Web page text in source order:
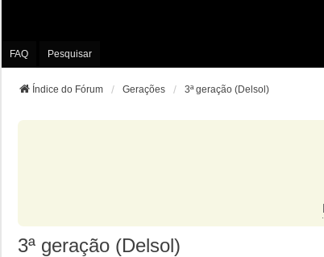
FAQ Pesquisar
Índice do Fórum Gerações 3ª geração (Delsol)
3ª geração (Delsol)